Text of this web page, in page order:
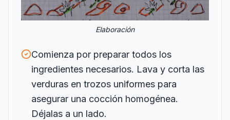
Elaboración
Comienza por preparar todos los
ingredientes necesarios. Lava y corta las
verduras en trozos uniformes para
asegurar una cocción homogénea.
Déjalas a un lado.